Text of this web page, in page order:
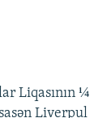
Liqasının ¼
Liverpul